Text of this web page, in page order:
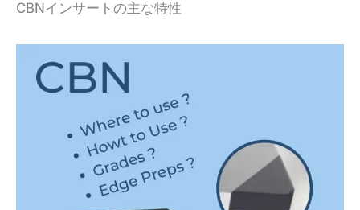
CBNインサートの主な特性